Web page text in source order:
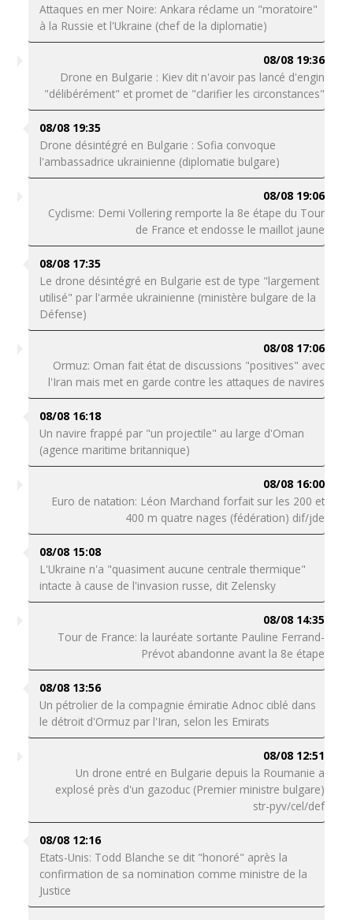
Attaques en mer Noire: Ankara réclame un "moratoire"
à la Russie et l'Ukraine (chef de la diplomatie)
08/08 19:36
Drone en Bulgarie : Kiev dit n'avoir pas lancé d'engin
"délibérément" et promet de "clarifier les circonstances"
08/08 19:35
Drone désintégré en Bulgarie : Sofia convoque
l'ambassadrice ukrainienne (diplomatie bulgare)
08/08 19:06
Cyclisme: Demi Vollering remporte la 8e étape du Tour
de France et endosse le maillot jaune
08/08 17:35
Le drone désintégré en Bulgarie est de type "largement
utilisé" par l'armée ukrainienne (ministère bulgare de la
Défense)
08/08 17:06
Ormuz: Oman fait état de discussions "positives" avec
l'Iran mais met en garde contre les attaques de navires
08/08 16:18
Un navire frappé par "un projectile" au large d'Oman
(agence maritime britannique)
08/08 16:00
Euro de natation: Léon Marchand forfait sur les 200 et
400 m quatre nages (fédération) dif/jde
08/08 15:08
L'Ukraine n'a "quasiment aucune centrale thermique"
intacte à cause de l'invasion russe, dit Zelensky
08/08 14:35
Tour de France: la lauréate sortante Pauline Ferrand-
Prévot abandonne avant la 8e étape
08/08 13:56
Un pétrolier de la compagnie émiratie Adnoc ciblé dans
le détroit d'Ormuz par l'Iran, selon les Emirats
08/08 12:51
Un drone entré en Bulgarie depuis la Roumanie a
explosé près d'un gazoduc (Premier ministre bulgare)
str-pyv/cel/def
08/08 12:16
Etats-Unis: Todd Blanche se dit "honoré" après la
confirmation de sa nomination comme ministre de la
Justice